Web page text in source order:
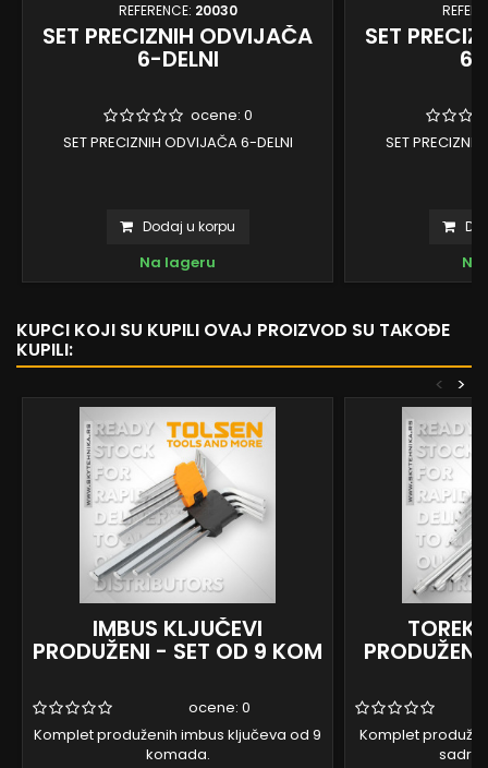
REFERENCE: 20030
SET PRECIZNIH ODVIJAČA
6-DELNI
ocene: 0
SET PRECIZNIH ODVIJAČA 6-DELNI
Dodaj u korpu
Na lageru
SET
6-
SET
KUPCI KOJI SU KUPILI OVAJ PROIZVOD SU TAKOĐE
KUPILI:
>
<
IMBUS KLJUČEVI
PRODUŽENI - SET OD 9 KOM
ocene: 0
Komplet produženih imbus ključeva od 9
komada.
Komplet
sadrži